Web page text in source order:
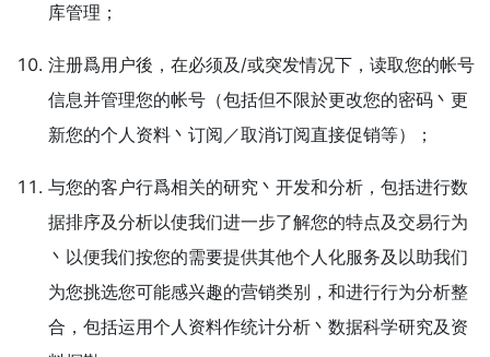
库管理；
注册爲用户後，在必须及/或突发情况下，读取您的帐号
信息并管理您的帐号（包括但不限於更改您的密码丶更
新您的个人资料丶订阅／取消订阅直接促销等）；
与您的客户行爲相关的研究丶开发和分析，包括进行数
据排序及分析以使我们进一步了解您的特点及交易行为
丶以便我们按您的需要提供其他个人化服务及以助我们
为您挑选您可能感兴趣的营销类别，和进行行为分析整
合，包括运用个人资料作统计分析丶数据科学研究及资